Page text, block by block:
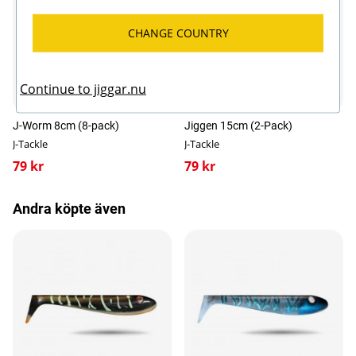
has been to create a swimbait that is easy to rig,
has a nice movement in the water and tricks our
predators into biting!
Fler varianter
J-Worm 8cm (8-pack)
J-Tackle
79 kr
Jiggen 15cm (2-Pack)
J-Tackle
79 kr
Andra köpte även
CHANGE COUNTRY
Continue to jiggar.nu